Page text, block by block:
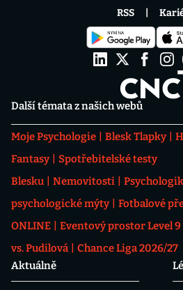
Další témata z našich webů
Moje Psychologie Blesk Tlapky
Fantasy
Spotřebitelské testy
Blesku
Nemovitosti
psychologické mýty
Fotbalové
ONLINE
Eventový prostor Level 9
vs. Pudilová
Chance Liga 2026/27
Aktuálně
RSS